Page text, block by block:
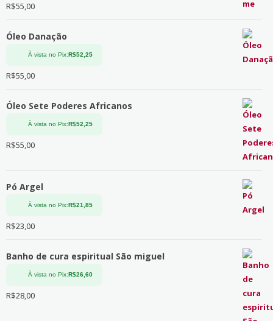
R$55,00
Óleo Danação
À vista no Pix:R$52,25
R$55,00
Óleo Sete Poderes Africanos
À vista no Pix:R$52,25
R$55,00
Pó Argel
À vista no Pix:R$21,85
R$23,00
Banho de cura espiritual São miguel
À vista no Pix:R$26,60
R$28,00